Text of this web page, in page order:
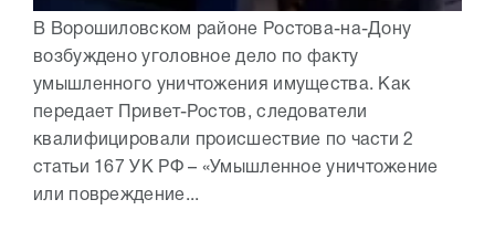
В Ворошиловском районе Ростова-на-Дону
возбуждено уголовное дело по факту
умышленного уничтожения имущества. Как
передает Привет-Ростов, следователи
квалифицировали происшествие по части 2
статьи 167 УК РФ – «Умышленное уничтожение
или повреждение...